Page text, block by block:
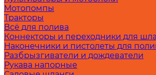
Мотопомпы
Тракторы
Всё для полива
Коннекторы и переходники для
Наконечники и пистолеты для
Разбрызгиватели и дождеватели
Рукава напорные